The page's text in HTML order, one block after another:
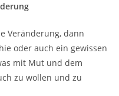
Veränderung, dann
oder auch ein gewissen
mit Mut und dem
zu wollen und zu